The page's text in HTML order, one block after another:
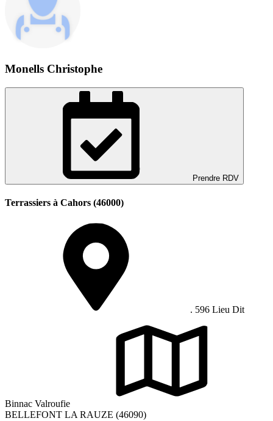
Monells Christophe
Prendre RDV
Terrassiers à Cahors (46000)
. 596 Lieu Dit
Binnac Valroufie
BELLEFONT LA RAUZE (46090)